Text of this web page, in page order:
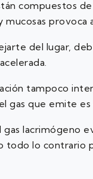
compuestos
del lugar,
tampoco
gas que emite es
lacrimógeno
todo lo